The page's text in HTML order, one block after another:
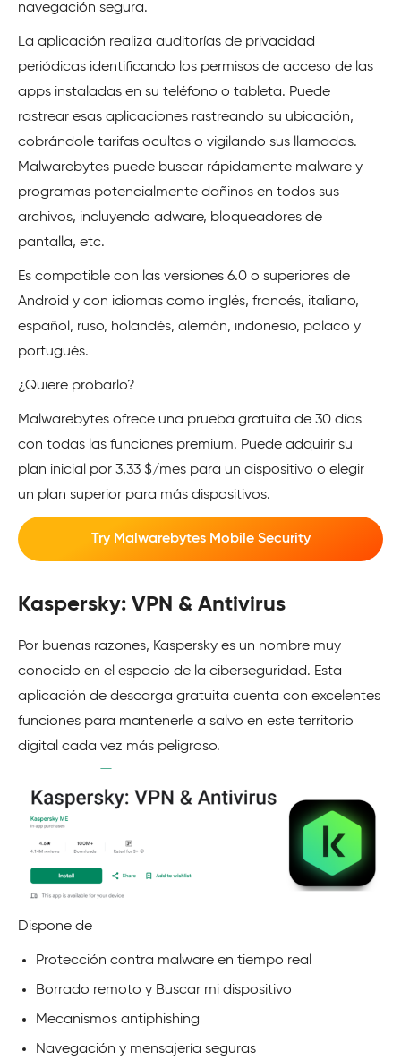
navegación segura.
La aplicación realiza auditorías de privacidad
periódicas identificando los permisos de acceso de las
apps instaladas en su teléfono o tableta. Puede
rastrear esas aplicaciones rastreando su ubicación,
cobrándole tarifas ocultas o vigilando sus llamadas.
Malwarebytes puede buscar rápidamente malware y
programas potencialmente dañinos en todos sus
archivos, incluyendo adware, bloqueadores de
pantalla, etc.
Es compatible con las versiones 6.0 o superiores de
Android y con idiomas como inglés, francés, italiano,
español, ruso, holandés, alemán, indonesio, polaco y
portugués.
¿Quiere probarlo?
Malwarebytes ofrece una prueba gratuita de 30 días
con todas las funciones premium. Puede adquirir su
plan inicial por 3,33 $/mes para un dispositivo o elegir
un plan superior para más dispositivos.
Try Malwarebytes Mobile Security
Kaspersky: VPN & Antivirus
Por buenas razones, Kaspersky es un nombre muy
conocido en el espacio de la ciberseguridad. Esta
aplicación de descarga gratuita cuenta con excelentes
funciones para mantenerle a salvo en este territorio
digital cada vez más peligroso.
Dispone de
Protección contra malware en tiempo real
Borrado remoto y Buscar mi dispositivo
Mecanismos antiphishing
Navegación y mensajería seguras